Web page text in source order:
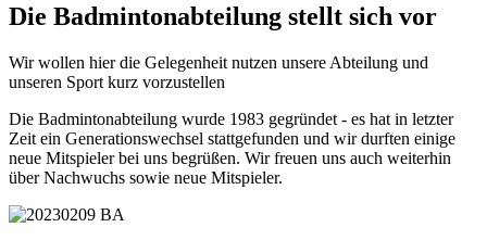
Die Badmintonabteilung stellt sich vor
Wir wollen hier die Gelegenheit nutzen unsere Abteilung und
unseren Sport kurz vorzustellen
Die Badmintonabteilung wurde 1983 gegründet - es hat in letzter
Zeit ein Generationswechsel stattgefunden und wir durften einige
neue Mitspieler bei uns begrüßen. Wir freuen uns auch weiterhin
über Nachwuchs sowie neue Mitspieler.